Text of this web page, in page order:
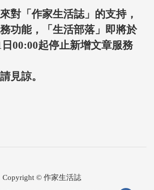
對「作家生活誌」的支持，
功能，「生活部落」即將於
00:00起停止新增文章服務
見諒。
Copyright © 作家生活誌